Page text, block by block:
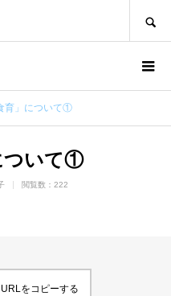
育」について①
ついて①
閲覧数：222
をコピーする